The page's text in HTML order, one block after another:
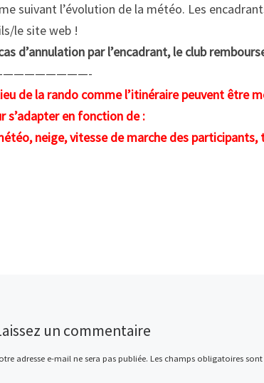
suivant l’évolution de la météo. Les
le site web !
d’annulation par l’encadrant, le club
de la rando comme l’itinéraire peuvent être
s’adapter en fonction de :
neige, vitesse de marche des
un commentaire
adresse e-mail ne sera pas publiée. Les champs obligatoires